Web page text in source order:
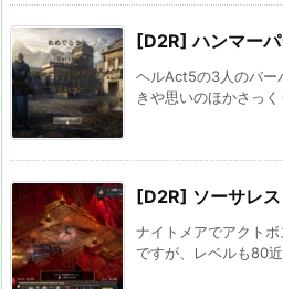
[D2R] ハンマー
ヘルAct5の3人のバー
きや思いのほかさっ
[D2R] ソーサレ
ナイトメアでアクト
ですが、レベルも80